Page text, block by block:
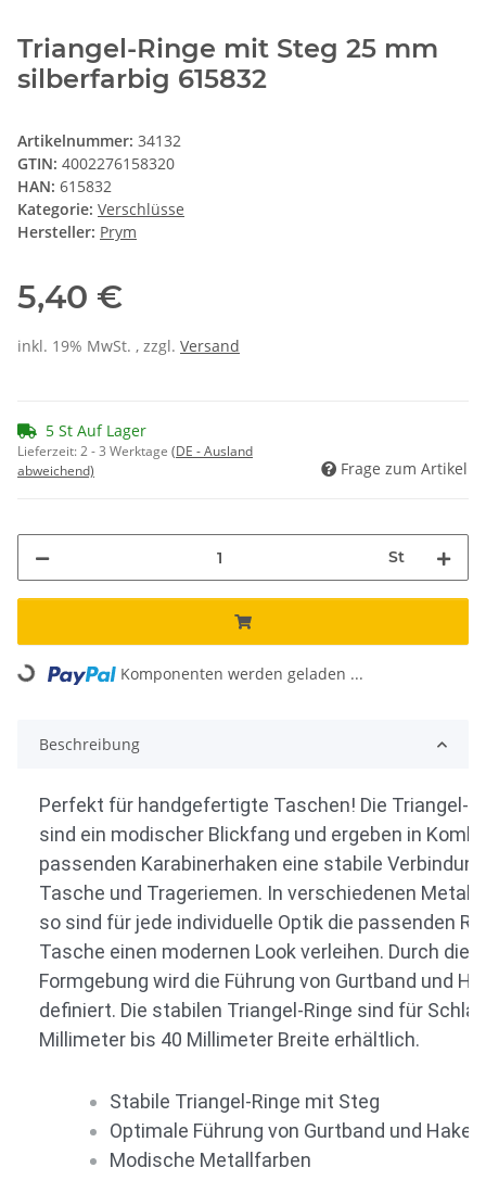
Triangel-Ringe mit Steg 25 mm
silberfarbig 615832
Artikelnummer: 34132
GTIN: 4002276158320
HAN: 615832
Kategorie: Verschlüsse
Hersteller: Prym
5,40 €
inkl. 19% MwSt. , zzgl. Versand
5 St Auf Lager
Lieferzeit:2 - 3 Werktage (DE - Ausland
abweichend)
Frage zum Artikel
St
Loading... Komponenten werden geladen ...
Beschreibung
Perfekt für handgefertigte Taschen! Die Triangel-
sind ein modischer Blickfang und ergeben in
passenden Karabinerhaken eine stabile
Tasche und Trageriemen. In verschiedenen
so sind für jede individuelle Optik die passenden
Tasche einen modernen Look verleihen. Durch die
Formgebung wird die Führung von Gurtband und
definiert. Die stabilen Triangel-Ringe sind für
Millimeter bis 40 Millimeter Breite erhältlich.
Stabile Triangel-Ringe mit Steg
Optimale Führung von Gurtband und Haken
Modische Metallfarben